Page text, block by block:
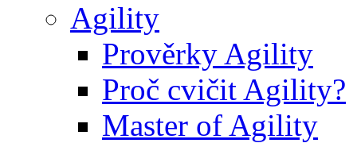
Agility
Prověrky Agility
Proč cvičit Agility?
Master of Agility